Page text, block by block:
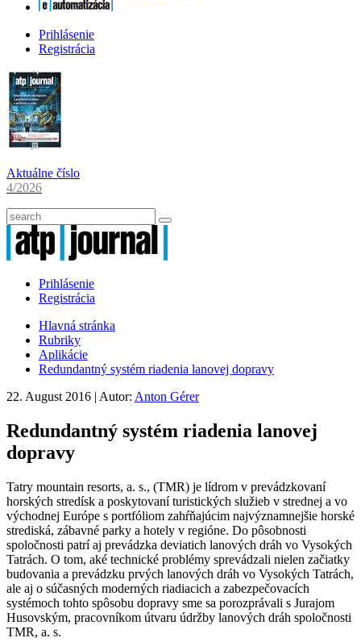
Prihlásenie
Registrácia
Aktuálne číslo
4/2026
Prihlásenie
Registrácia
Hlavná stránka
Rubriky
Aplikácie
Redundantný systém riadenia lanovej dopravy
22. August 2016 | Autor: Anton Gérer
Redundantný systém riadenia lanovej
dopravy
Tatry mountain resorts, a. s., (TMR) je lídrom v prevádzkovaní
horských stredísk a poskytovaní turistických služieb v strednej a vo
východnej Európe s portfóliom zahŕňajúcim najvýznamnejšie horské
strediská, zábavné parky a hotely v regióne. Do pôsobnosti
spoločnosti patrí aj prevádzka deviatich lanových dráh vo Vysokých
Tatrách. O tom, aké technické problémy sprevádzali nielen začiatky
budovania a prevádzku prvých lanových dráh vo Vysokých Tatrách,
ale aj o súčasných moderných riadiacich a zabezpečovacích
systémoch tohto spôsobu dopravy sme sa porozprávali s Jurajom
Husovským, pracovníkom útvaru údržby lanových dráh spoločnosti
TMR, a. s.